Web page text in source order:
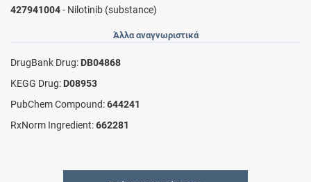
427941004- Nilotinib (substance)
Άλλα αναγνωριστικά
DrugBank Drug: DB04868
KEGG Drug: D08953
PubChem Compound:644241
RxNorm Ingredient:662281